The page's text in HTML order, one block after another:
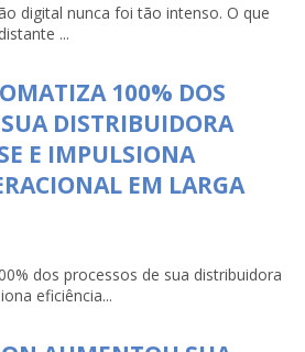
digital nunca foi tão intenso. O que
...
100% DOS
SUA DISTRIBUIDORA
E IMPULSIONA
EM LARGA
dos processos de sua distribuidora
eficiência...